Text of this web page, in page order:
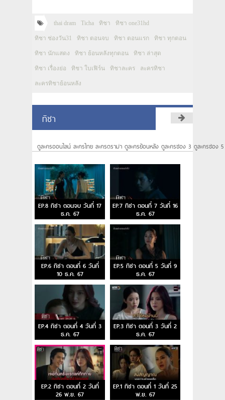
thai dram Ticha ทิชา ทิชา one31hd
ทิชา ช่องวัน31 ทิชา ตอนจบ ทิชา ตอนแรก ทิชา ทุกตอน
ทิชา นักแสดง ทิชา ย้อนหลังทุกตอน ทิชา ล่าสุด
ทิชา เรื่องย่อ ทิชา ใบเฟิร์น ทิชาละคร ละครทิชา
ละครทิชาย้อนหลัง
ทิชา
ดูละครออนไลน์ ละครไทย ละครดราม่า ดูละครย้อนหลัง ดูละครช่อง 3 ดูละครช่อง
EP.8 ทิชา ตอนจบ วันที่ 17
ธ.ค. 67
EP.7 ทิชา ตอนที่ 7 วันที่ 16
ธ.ค. 67
EP.6 ทิชา ตอนที่ 6 วันที่
10 ธ.ค. 67
EP.5 ทิชา ตอนที่ 5 วันที่ 9
ธ.ค. 67
EP.4 ทิชา ตอนที่ 4 วันที่ 3
ธ.ค. 67
EP.3 ทิชา ตอนที่ 3 วันที่ 2
ธ.ค. 67
EP.2 ทิชา ตอนที่ 2 วันที่
26 พ.ย. 67
EP.1 ทิชา ตอนที่ 1 วันที่ 25
พ.ย. 67